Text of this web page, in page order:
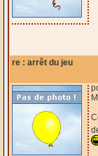
re : arrêt du jeu